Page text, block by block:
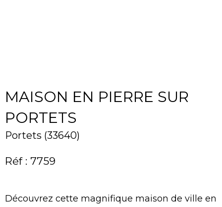
MAISON EN PIERRE SUR
PORTETS
Portets (33640)
Réf : 7759
Découvrez cette magnifique maison de ville en